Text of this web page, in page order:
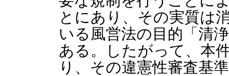
とにあり、その実質は
いる風営法の目的「清
ある。したがって、本
り、その違憲性審査基